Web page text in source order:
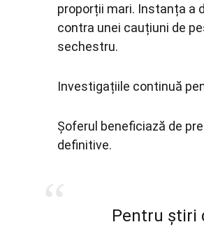
proporții mari. Instanța a
contra unei cauțiuni de
sechestru.
Investigațiile continuă
Șoferul beneficiază de
definitive.
Pentru știri